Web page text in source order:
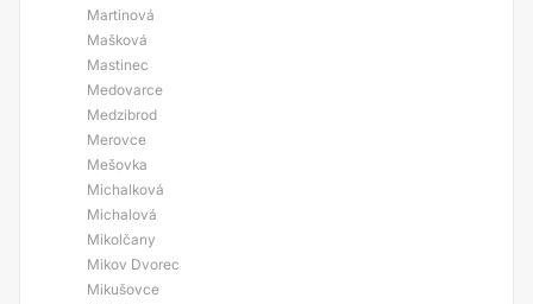
Martinová
Mašková
Mastinec
Medovarce
Medzibrod
Merovce
Mešovka
Michalková
Michalová
Mikolčany
Mikov Dvorec
Mikušovce